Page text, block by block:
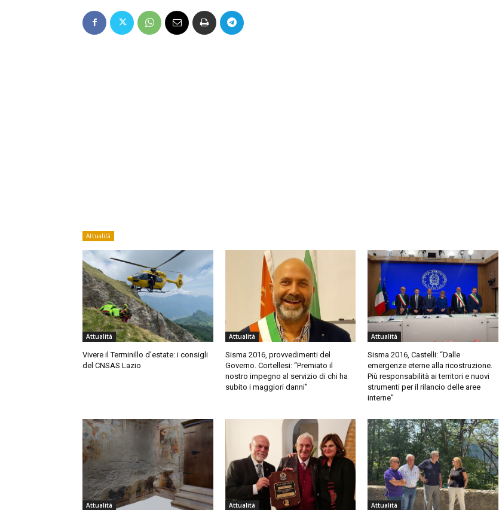
Attualità
Attualità
Vivere il Terminillo d’estate: i consigli
del CNSAS Lazio
Attualità
Sisma 2016, provvedimenti del
Governo. Cortellesi: “Premiato il
nostro impegno al servizio di chi ha
subito i maggiori danni”
Attualità
Sisma 2016, Castelli: “Dalle
emergenze eterne alla ricostruzione.
Più responsabilità ai territori e nuovi
strumenti per il rilancio delle aree
interne”
Attualità Attualità Attualità